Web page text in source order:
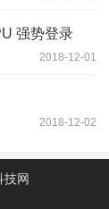
强势登录
2018-12-01
2018-12-02
技网